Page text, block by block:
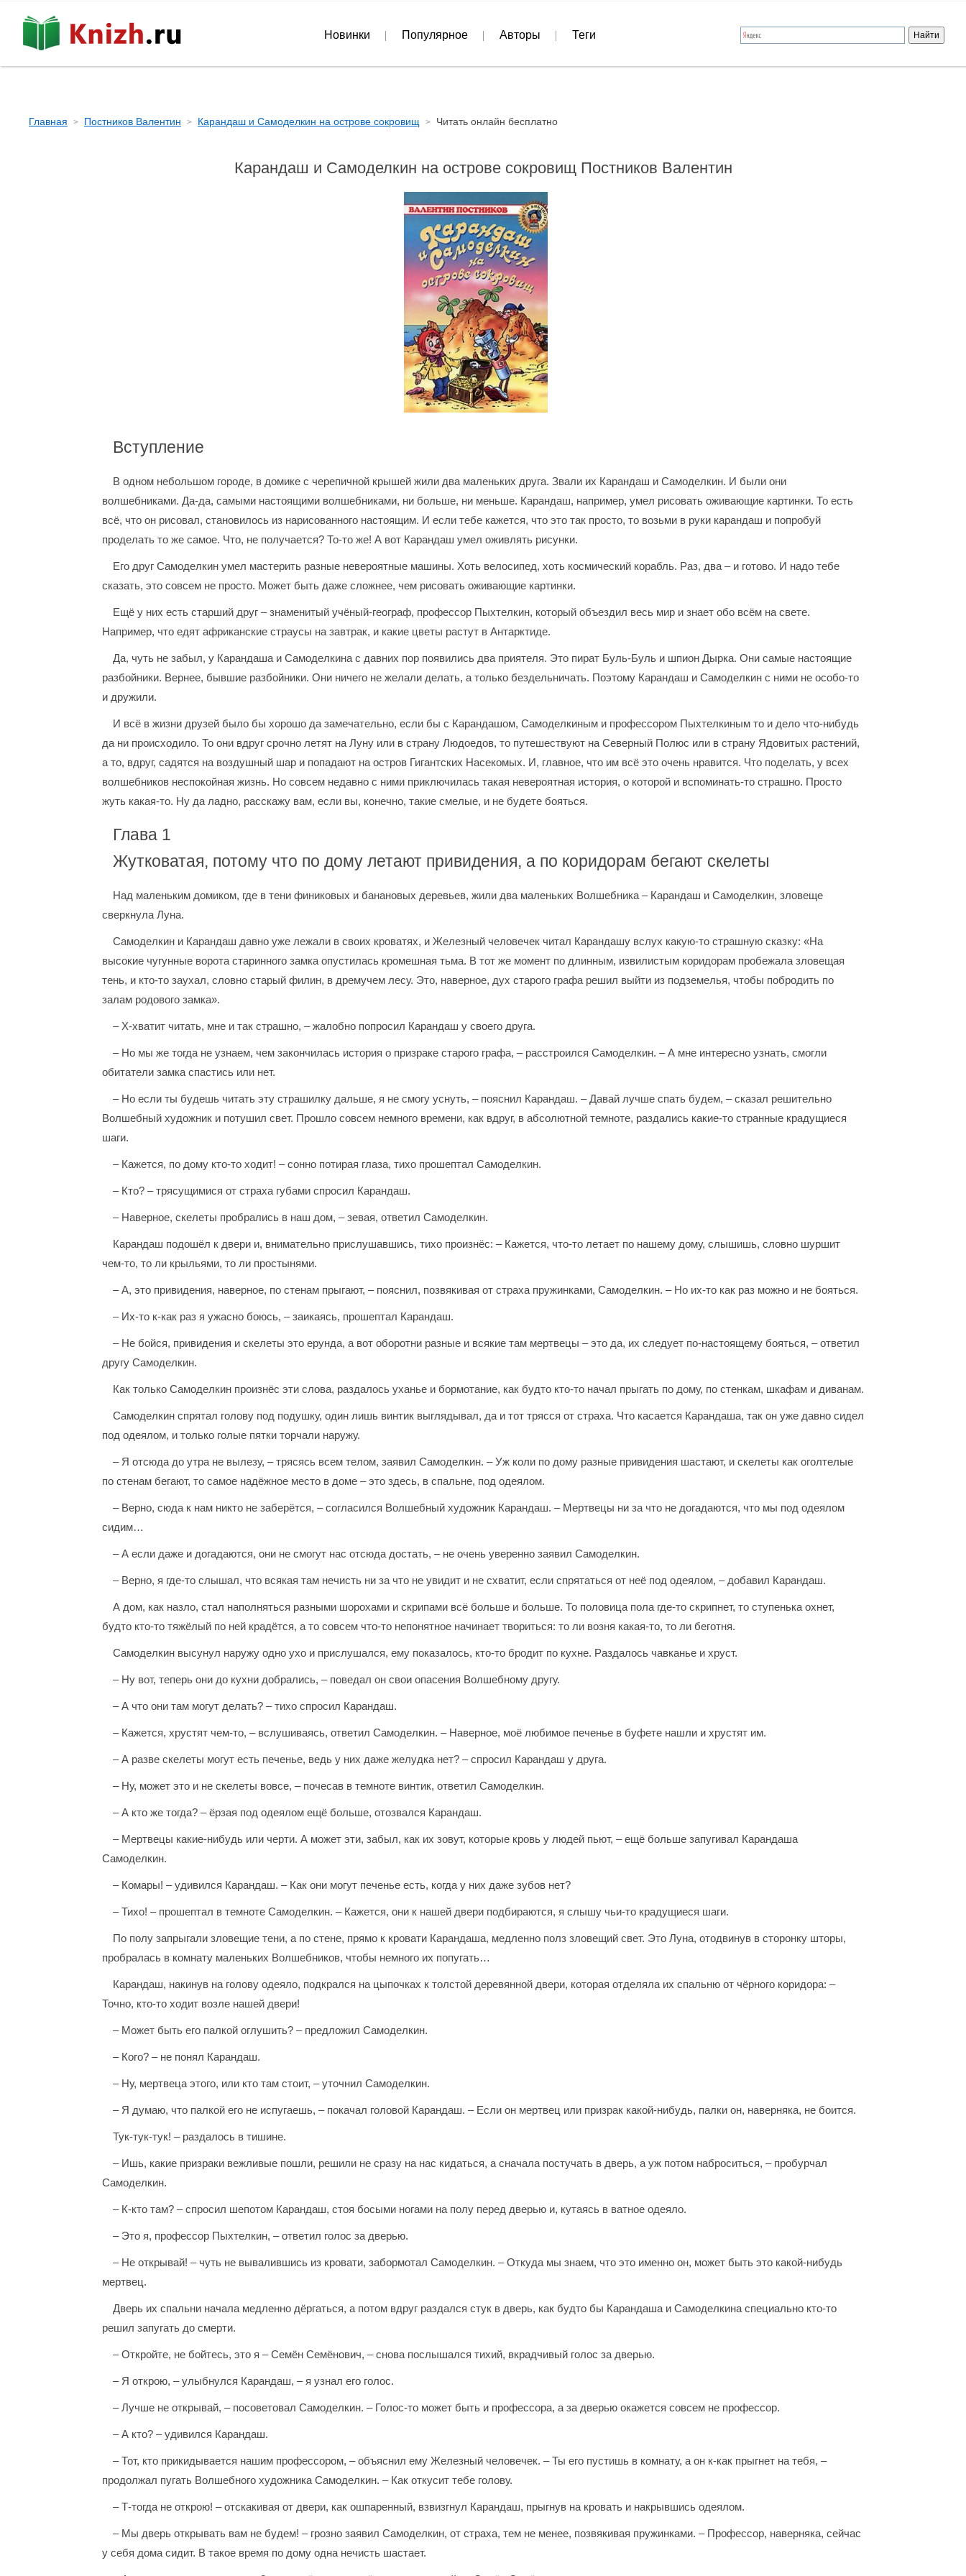
Главная Постников Валентин Карандаш и Самоделкин на острове сокровищ Читать онлайн бесплатно
Карандаш и Самоделкин на острове сокровищ Постников Валентин
Вступление
В одном небольшом городе, в домике с черепичной крышей жили два маленьких друга. Звали их Карандаш и Самоделкин. И были они
волшебниками. Да-да, самыми настоящими волшебниками, ни больше, ни меньше. Карандаш, например, умел рисовать оживающие картинки. То есть
всё, что он рисовал, становилось из нарисованного настоящим. И если тебе кажется, что это так просто, то возьми в руки карандаш и попробуй
проделать то же самое. Что, не получается? То-то же! А вот Карандаш умел оживлять рисунки.
Его друг Самоделкин умел мастерить разные невероятные машины. Хоть велосипед, хоть космический корабль. Раз, два – и готово. И надо тебе
сказать, это совсем не просто. Может быть даже сложнее, чем рисовать оживающие картинки.
Ещё у них есть старший друг – знаменитый учёный-географ, профессор Пыхтелкин, который объездил весь мир и знает обо всём на свете.
Например, что едят африканские страусы на завтрак, и какие цветы растут в Антарктиде.
Да, чуть не забыл, у Карандаша и Самоделкина с давних пор появились два приятеля. Это пират Буль-Буль и шпион Дырка. Они самые настоящие
разбойники. Вернее, бывшие разбойники. Они ничего не желали делать, а только бездельничать. Поэтому Карандаш и Самоделкин с ними не особо-то
и дружили.
И всё в жизни друзей было бы хорошо да замечательно, если бы с Карандашом, Самоделкиным и профессором Пыхтелкиным то и дело что-нибудь
да ни происходило. То они вдруг срочно летят на Луну или в страну Людоедов, то путешествуют на Северный Полюс или в страну Ядовитых растений,
а то, вдруг, садятся на воздушный шар и попадают на остров Гигантских Насекомых. И, главное, что им всё это очень нравится. Что поделать, у всех
волшебников неспокойная жизнь. Но совсем недавно с ними приключилась такая невероятная история, о которой и вспоминать-то страшно. Просто
жуть какая-то. Ну да ладно, расскажу вам, если вы, конечно, такие смелые, и не будете бояться.
Глава 1
Жутковатая, потому что по дому летают привидения, а по коридорам бегают скелеты
Над маленьким домиком, где в тени финиковых и банановых деревьев, жили два маленьких Волшебника – Карандаш и Самоделкин, зловеще
сверкнула Луна.
Самоделкин и Карандаш давно уже лежали в своих кроватях, и Железный человечек читал Карандашу вслух какую-то страшную сказку: «На
высокие чугунные ворота старинного замка опустилась кромешная тьма. В тот же момент по длинным, извилистым коридорам пробежала зловещая
тень, и кто-то заухал, словно старый филин, в дремучем лесу. Это, наверное, дух старого графа решил выйти из подземелья, чтобы побродить по
залам родового замка».
– Х-хватит читать, мне и так страшно, – жалобно попросил Карандаш у своего друга.
– Но мы же тогда не узнаем, чем закончилась история о призраке старого графа, – расстроился Самоделкин. – А мне интересно узнать, смогли
обитатели замка спастись или нет.
– Но если ты будешь читать эту страшилку дальше, я не смогу уснуть, – пояснил Карандаш. – Давай лучше спать будем, – сказал решительно
Волшебный художник и потушил свет. Прошло совсем немного времени, как вдруг, в абсолютной темноте, раздались какие-то странные крадущиеся
шаги.
– Кажется, по дому кто-то ходит! – сонно потирая глаза, тихо прошептал Самоделкин.
– Кто? – трясущимися от страха губами спросил Карандаш.
– Наверное, скелеты пробрались в наш дом, – зевая, ответил Самоделкин.
Карандаш подошёл к двери и, внимательно прислушавшись, тихо произнёс: – Кажется, что-то летает по нашему дому, слышишь, словно шуршит
чем-то, то ли крыльями, то ли простынями.
– А, это привидения, наверное, по стенам прыгают, – пояснил, позвякивая от страха пружинками, Самоделкин. – Но их-то как раз можно и не бояться.
– Их-то к-как раз я ужасно боюсь, – заикаясь, прошептал Карандаш.
– Не бойся, привидения и скелеты это ерунда, а вот оборотни разные и всякие там мертвецы – это да, их следует по-настоящему бояться, – ответил
другу Самоделкин.
Как только Самоделкин произнёс эти слова, раздалось уханье и бормотание, как будто кто-то начал прыгать по дому, по стенкам, шкафам и диванам.
Самоделкин спрятал голову под подушку, один лишь винтик выглядывал, да и тот трясся от страха. Что касается Карандаша, так он уже давно сидел
под одеялом, и только голые пятки торчали наружу.
– Я отсюда до утра не вылезу, – трясясь всем телом, заявил Самоделкин. – Уж коли по дому разные привидения шастают, и скелеты как оголтелые
по стенам бегают, то самое надёжное место в доме – это здесь, в спальне, под одеялом.
– Верно, сюда к нам никто не заберётся, – согласился Волшебный художник Карандаш. – Мертвецы ни за что не догадаются, что мы под одеялом
сидим…
– А если даже и догадаются, они не смогут нас отсюда достать, – не очень уверенно заявил Самоделкин.
– Верно, я где-то слышал, что всякая там нечисть ни за что не увидит и не схватит, если спрятаться от неё под одеялом, – добавил Карандаш.
А дом, как назло, стал наполняться разными шорохами и скрипами всё больше и больше. То половица пола где-то скрипнет, то ступенька охнет,
будто кто-то тяжёлый по ней крадётся, а то совсем что-то непонятное начинает твориться: то ли возня какая-то, то ли беготня.
Самоделкин высунул наружу одно ухо и прислушался, ему показалось, кто-то бродит по кухне. Раздалось чавканье и хруст.
– Ну вот, теперь они до кухни добрались, – поведал он свои опасения Волшебному другу.
– А что они там могут делать? – тихо спросил Карандаш.
– Кажется, хрустят чем-то, – вслушиваясь, ответил Самоделкин. – Наверное, моё любимое печенье в буфете нашли и хрустят им.
– А разве скелеты могут есть печенье, ведь у них даже желудка нет? – спросил Карандаш у друга.
– Ну, может это и не скелеты вовсе, – почесав в темноте винтик, ответил Самоделкин.
– А кто же тогда? – ёрзая под одеялом ещё больше, отозвался Карандаш.
– Мертвецы какие-нибудь или черти. А может эти, забыл, как их зовут, которые кровь у людей пьют, – ещё больше запугивал Карандаша
Самоделкин.
– Комары! – удивился Карандаш. – Как они могут печенье есть, когда у них даже зубов нет?
– Тихо! – прошептал в темноте Самоделкин. – Кажется, они к нашей двери подбираются, я слышу чьи-то крадущиеся шаги.
По полу запрыгали зловещие тени, а по стене, прямо к кровати Карандаша, медленно полз зловещий свет. Это Луна, отодвинув в сторонку шторы,
пробралась в комнату маленьких Волшебников, чтобы немного их попугать…
Карандаш, накинув на голову одеяло, подкрался на цыпочках к толстой деревянной двери, которая отделяла их спальню от чёрного коридора: –
Точно, кто-то ходит возле нашей двери!
– Может быть его палкой оглушить? – предложил Самоделкин.
– Кого? – не понял Карандаш.
– Ну, мертвеца этого, или кто там стоит, – уточнил Самоделкин.
– Я думаю, что палкой его не испугаешь, – покачал головой Карандаш. – Если он мертвец или призрак какой-нибудь, палки он, наверняка, не боится.
Тук-тук-тук! – раздалось в тишине.
– Ишь, какие призраки вежливые пошли, решили не сразу на нас кидаться, а сначала постучать в дверь, а уж потом наброситься, – пробурчал
Самоделкин.
– К-кто там? – спросил шепотом Карандаш, стоя босыми ногами на полу перед дверью и, кутаясь в ватное одеяло.
– Это я, профессор Пыхтелкин, – ответил голос за дверью.
– Не открывай! – чуть не вывалившись из кровати, забормотал Самоделкин. – Откуда мы знаем, что это именно он, может быть это какой-нибудь
мертвец.
Дверь их спальни начала медленно дёргаться, а потом вдруг раздался стук в дверь, как будто бы Карандаша и Самоделкина специально кто-то
решил запугать до смерти.
– Откройте, не бойтесь, это я – Семён Семёнович, – снова послышался тихий, вкрадчивый голос за дверью.
– Я открою, – улыбнулся Карандаш, – я узнал его голос.
– Лучше не открывай, – посоветовал Самоделкин. – Голос-то может быть и профессора, а за дверью окажется совсем не профессор.
– А кто? – удивился Карандаш.
– Тот, кто прикидывается нашим профессором, – объяснил ему Железный человечек. – Ты его пустишь в комнату, а он к-как прыгнет на тебя, –
продолжал пугать Волшебного художника Самоделкин. – Как откусит тебе голову.
– Т-тогда не открою! – отскакивая от двери, как ошпаренный, взвизгнул Карандаш, прыгнув на кровать и накрывшись одеялом.
– Мы дверь открывать вам не будем! – грозно заявил Самоделкин, от страха, тем не менее, позвякивая пружинками. – Профессор, наверняка, сейчас
у себя дома сидит. В такое время по дому одна нечисть шастает.
Новинки Популярное Авторы Теги